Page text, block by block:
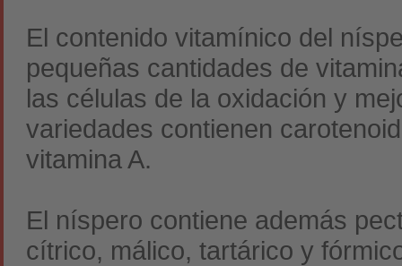
El contenido vitamínico del
pequeñas cantidades de
las células de la oxidación y
variedades contienen
vitamina A.
El níspero contiene además
cítrico, málico, tartárico y